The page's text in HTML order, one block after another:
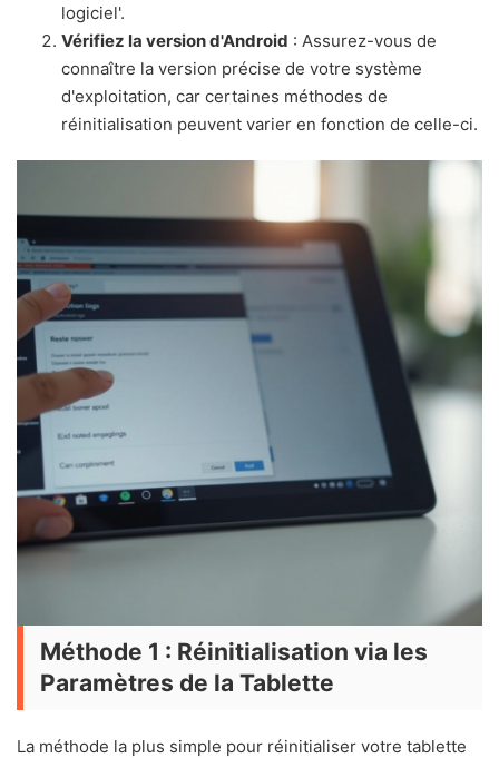
logiciel'.
Vérifiez la version d'Android : Assurez-vous de
connaître la version précise de votre système
d'exploitation, car certaines méthodes de
réinitialisation peuvent varier en fonction de celle-ci.
Méthode 1 : Réinitialisation via les
Paramètres de la Tablette
La méthode la plus simple pour réinitialiser votre tablette